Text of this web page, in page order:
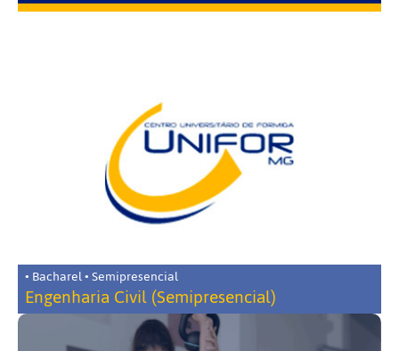
• Bacharel • Semipresencial
Engenharia Civil (Semipresencial)